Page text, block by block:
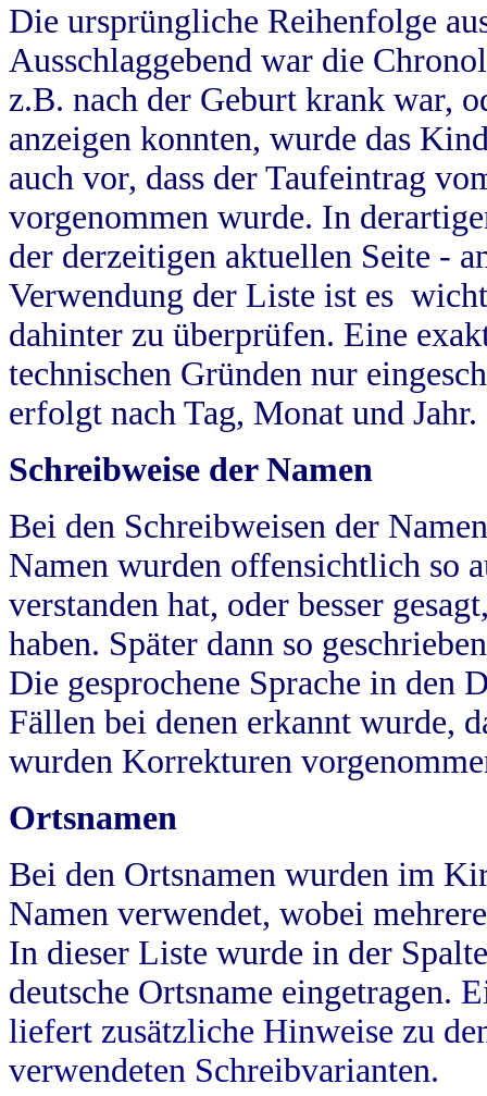
Die ursprüngliche Reihenfolge
Ausschlaggebend war die
z.B. nach der Geburt krank war,
anzeigen konnten, wurde das
auch vor, dass der Taufeintrag
vorgenommen wurde. In
der derzeitigen aktuellen Seite -
Verwendung der Liste ist es
dahinter zu überprüfen. Eine
technischen Gründen nur
erfolgt nach Tag, Monat und Jahr.
Schreibweise der Namen
Bei den Schreibweisen der
Namen wurden offensichtlich so
verstanden hat, oder besser
haben. Später dann so
Die gesprochene Sprache in
Fällen bei denen erkannt wurde,
wurden Korrekturen
Ortsnamen
Bei den Ortsnamen wurden im
Namen verwendet, wobei
In dieser Liste wurde in der
deutsche Ortsname eingetragen.
liefert zusätzliche Hinweise zu
verwendeten Schreibvarianten.